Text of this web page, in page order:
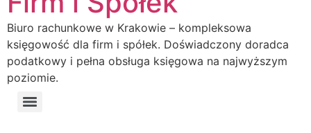
Biuro rachunkowe w Krakowie – kompleksowa
księgowość dla firm i spółek. Doświadczony doradca
podatkowy i pełna obsługa księgowa na najwyższym
poziomie.